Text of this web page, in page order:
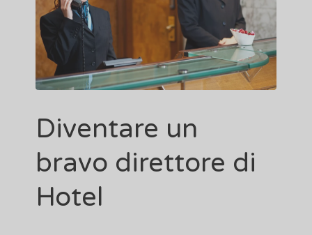
Diventare un
bravo direttore di
Hotel